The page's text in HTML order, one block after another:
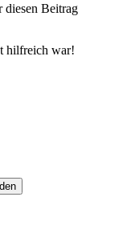
diesen Beitrag
hilfreich war!